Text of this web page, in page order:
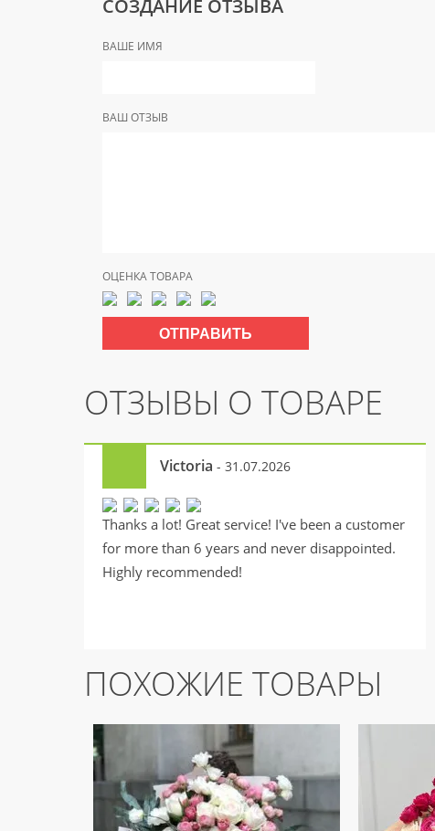
СОЗДАНИЕ ОТЗЫВА
ВАШЕ ИМЯ
ВАШ ОТЗЫВ
ОЦЕНКА ТОВАРА
ОТЗЫВЫ О ТОВАРЕ
Victoria - 31.07.2026
Thanks a lot! Great service! I've been a customer
for more than 6 years and never disappointed.
Highly recommended!
ПОХОЖИЕ ТОВАРЫ